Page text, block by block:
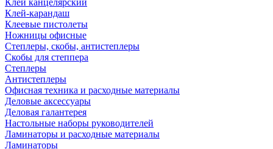
Клей канцелярский
Клей-карандаш
Клеевые пистолеты
Ножницы офисные
Степлеры, скобы, антистеплеры
Скобы для степпера
Степлеры
Антистеплеры
Офисная техника и расходные материалы
Деловые аксессуары
Деловая галантерея
Настольные наборы руководителей
Ламинаторы и расходные материалы
Ламинаторы